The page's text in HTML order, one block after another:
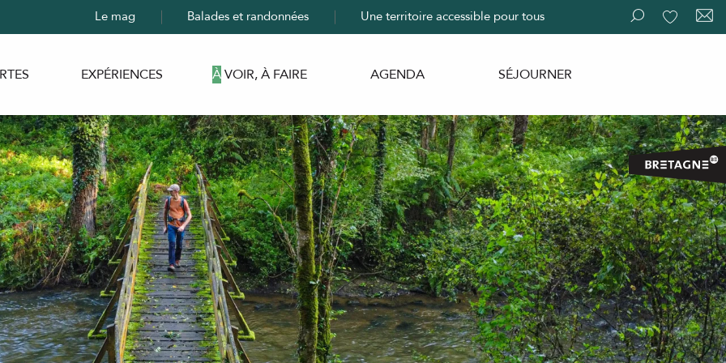
Recherche
Le mag Balades et randonnées Une territoire accessible pour tous
EXPÉRIENCES À VOIR, À FAIRE AGENDA SÉJOURNER